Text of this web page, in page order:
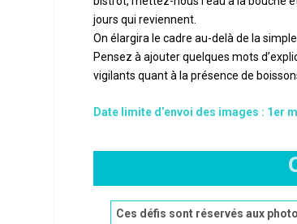
jours qui reviennent.
On élargira le cadre au-delà de la
Pensez à ajouter quelques mots
vigilants quant à la présence de
Date limite d’envoi des images : 1er
Ces défis sont réservés aux